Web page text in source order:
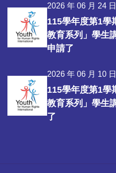
2026 年 06 月 24 日
115學年度第1學
教育系列」學生
申請了
2026 年 06 月 10 日
115學年度第1學
教育系列」學生
了